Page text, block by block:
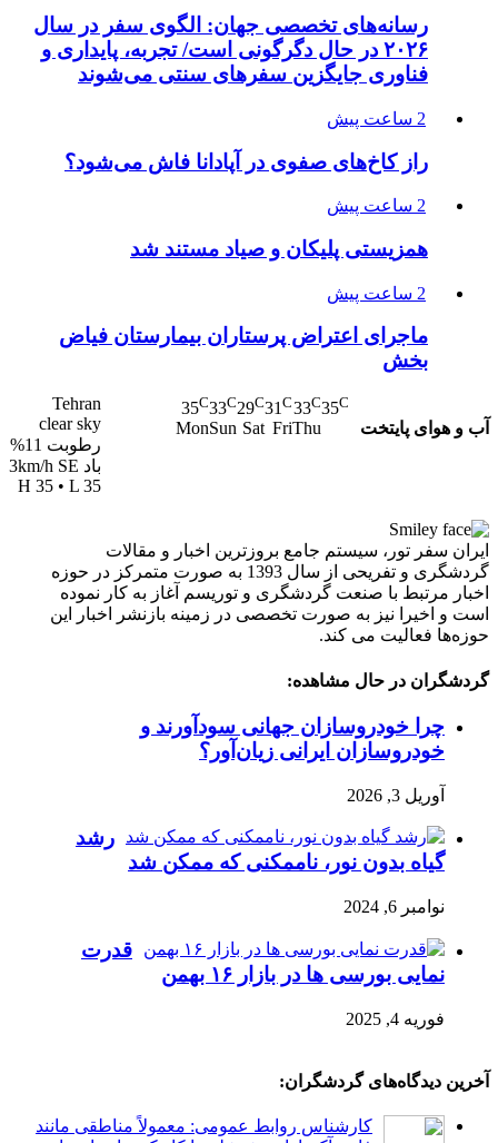
رسانه‌های تخصصی جهان: الگوی سفر در سال
۲۰۲۶ در حال دگرگونی است/ تجربه، پایداری و
فناوری جایگزین سفرهای سنتی می‌شوند
2 ساعت پیش
راز کاخ‌های صفوی در آپادانا فاش می‌شود؟
2 ساعت پیش
همزیستی پلیکان و صیاد مستند شد
2 ساعت پیش
ماجرای اعتراض پرستاران بیمارستان فیاض
بخش
آب و هوای پایتخت
35C
Tehran
clear sky
رطوبت 11%
باد 3km/h SE
H 35 • L 35
33C
Thu
31C
Fri
29C
Sat
33C
Sun
35C
Mon
ایران سفر تور، سیستم جامع بروزترین اخبار و مقالات
گردشگری و تفریحی از سال 1393 به صورت متمرکز در حوزه
اخبار مرتبط با صنعت گردشگری و توریسم آغاز به کار نموده
است و اخیرا نیز به صورت تخصصی در زمینه بازنشر اخبار این
حوزه‌ها فعالیت می کند.
گردشگران در حال مشاهده:
چرا خودروسازان جهانی سودآورند و
خودروسازان ایرانی زیان‌آور؟
آوریل 3, 2026
رشد
گیاه بدون نور، ناممکنی که ممکن شد
نوامبر 6, 2024
قدرت
نمایی بورسی ها در بازار ۱۶ بهمن
فوریه 4, 2025
آخرین دیدگاه‌های گردشگران:
کارشناس روابط عمومی: معمولاً مناطقی مانند